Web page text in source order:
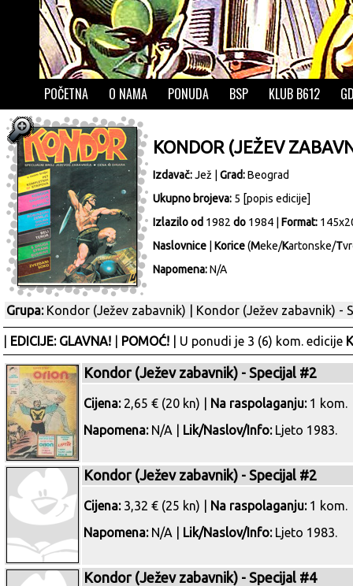
POČETNA O NAMA PONUDA BSP KLUB B612
KONDOR (JEŽEV
Izdavač:Jež Grad:Beograd
Ukupno brojeva: 5 [popis edicije]
Izlazilo od 1982 do 1984 | Format:
Naslovnice
Korice(Meke/Kartonske/T
Napomena:N/A
Grupa: Kondor (Ježev zabavnik) Kondor (Ježev zabavnik) -
EDICIJE: GLAVNA! POMOĆ! | U ponudi je 3 (6) kom. edicije
Kondor (Ježev zabavnik) - Specijal #2
Cijena:2,65 € (20 kn) | Na raspolaganju:1 kom.
Napomena:N/A | Lik/Naslov/Info:Ljeto 1983.
Kondor (Ježev zabavnik) - Specijal #2
Cijena:3,32 € (25 kn) | Na raspolaganju:1 kom.
Napomena:N/A | Lik/Naslov/Info:Ljeto 1983.
Kondor (Ježev zabavnik) - Specijal #4